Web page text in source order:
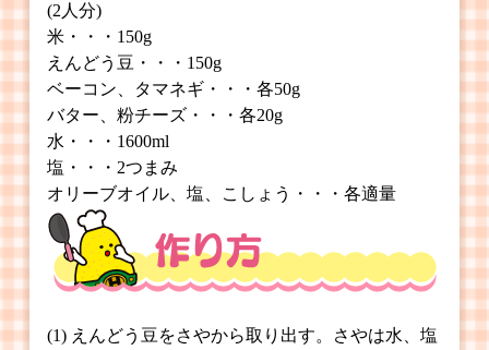
(2人分)
米・・・150g
えんどう豆・・・150g
ベーコン、タマネギ・・・各50g
バター、粉チーズ・・・各20g
水・・・1600ml
塩・・・2つまみ
オリーブオイル、塩、こしょう・・・各適量
(1) えんどう豆をさやから取り出す。さやは水、塩